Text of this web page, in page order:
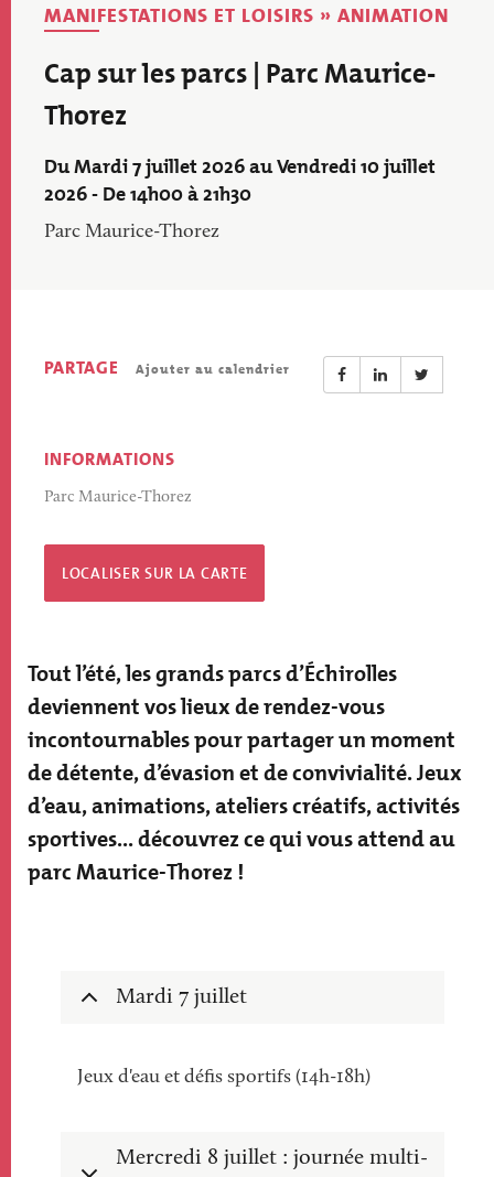
MANIFESTATIONS ET LOISIRS » ANIMATION
Cap sur les parcs | Parc Maurice-
Thorez
Du Mardi 7 juillet 2026 au Vendredi 10 juillet
2026 - De 14h00 à 21h30
Parc Maurice-Thorez
PARTAGE Ajouter au calendrier
INFORMATIONS
Parc Maurice-Thorez
LOCALISER SUR LA CARTE
Tout l’été, les grands parcs d’Échirolles
deviennent vos lieux de rendez-vous
incontournables pour partager un moment
de détente, d’évasion et de convivialité. Jeux
d’eau, animations, ateliers créatifs, activités
sportives... découvrez ce qui vous attend au
parc Maurice-Thorez !
Mardi 7 juillet
Jeux d'eau et défis sportifs (14h-18h)
Mercredi 8 juillet : journée multi-